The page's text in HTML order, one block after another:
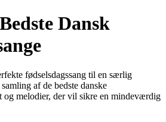
Dansk
fødselsdagssang til en særlig
af de bedste danske
og melodier, der vil sikre en mindeværdig